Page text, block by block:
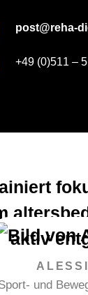
post@reha-
+49 (0)511 –
und